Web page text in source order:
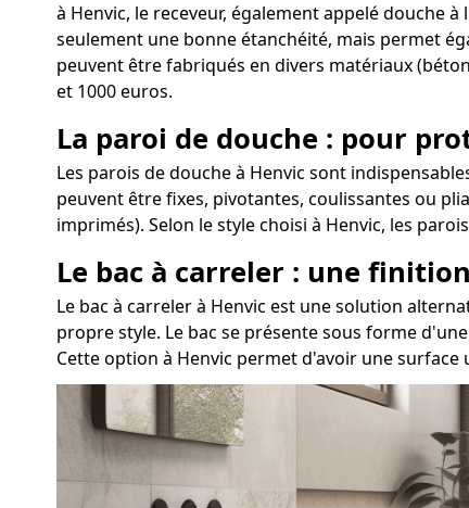
à Henvic, le receveur, également appelé douche
seulement une bonne étanchéité, mais permet
peuvent être fabriqués en divers matériaux
et 1000 euros.
La paroi de douche : pour
Les parois de douche à Henvic sont
peuvent être fixes, pivotantes, coulissantes ou
imprimés). Selon le style choisi à Henvic, les
Le bac à carreler : une
Le bac à carreler à Henvic est une solution
propre style. Le bac se présente sous forme
Cette option à Henvic permet d'avoir une